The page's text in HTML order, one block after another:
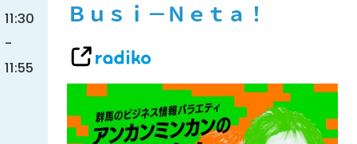
11:30
-
11:55
Ｂｕｓｉ－Ｎｅｔａ！